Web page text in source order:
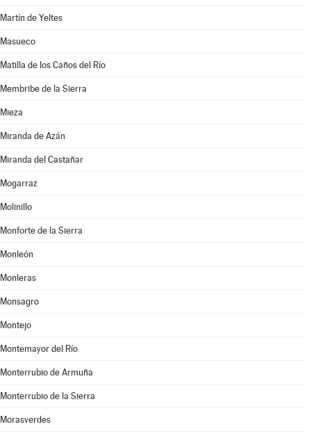
Martín de Yeltes
Masueco
Matilla de los Caños del Río
Membribe de la Sierra
Mieza
Miranda de Azán
Miranda del Castañar
Mogarraz
Molinillo
Monforte de la Sierra
Monleón
Monleras
Monsagro
Montejo
Montemayor del Río
Monterrubio de Armuña
Monterrubio de la Sierra
Morasverdes